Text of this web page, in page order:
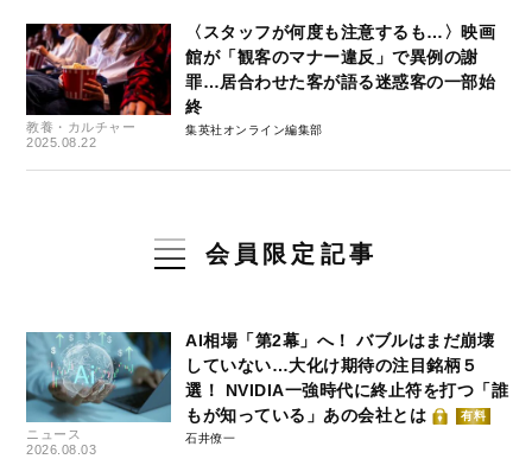
教養・カルチャー
2025.08.22
〈スタッフが何度も注意するも…〉映画
館が「観客のマナー違反」で異例の謝
罪…居合わせた客が語る迷惑客の一部始
終
集英社オンライン編集部
会員限定記事
ニュース
2026.08.03
AI相場「第2幕」へ！ バブルはまだ崩壊
していない…大化け期待の注目銘柄５
選！ NVIDIA一強時代に終止符を打つ「誰
もが知っている」あの会社とは
有料
石井僚一